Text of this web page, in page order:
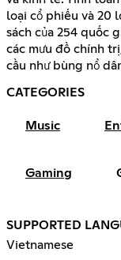
loại cổ phiếu và 20
sách của 254 quốc
các mưu đồ chính
cầu như bùng nổ
CATEGORIES
Music
Gaming
SUPPORTED
Vietnamese